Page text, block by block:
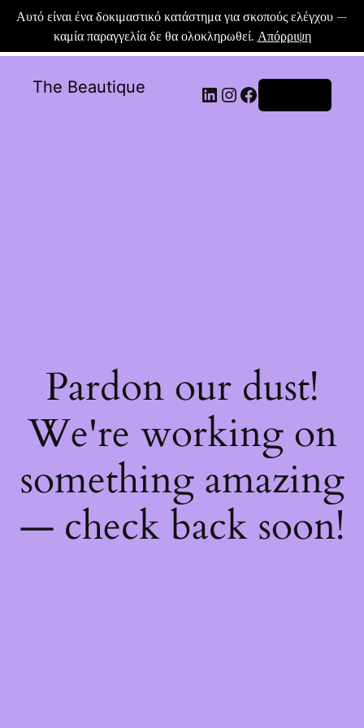
Αυτό είναι ένα δοκιμαστικό κατάστημα για σκοπούς ελέγχου —
καμία παραγγελία δε θα ολοκληρωθεί. Απόρριψη
The Beautique
Pardon our dust!
We're working on
something amazing
— check back soon!